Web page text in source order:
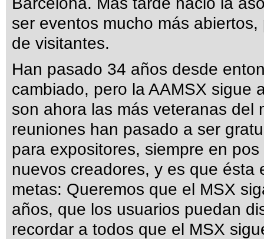
ser eventos mucho más
de visitantes.
Han pasado 34 años desde
cambiado, pero la AAMSX sigue
son ahora las más veteranas del
reuniones han pasado a ser
para expositores, siempre en
nuevos creadores, y es que ésta
metas: Queremos que el MSX
años, que los usuarios puedan
recordar a todos que el MSX